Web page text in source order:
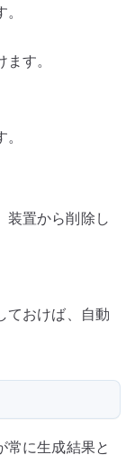
す。
装置から削除し
ておけば、自動
常に生成結果と